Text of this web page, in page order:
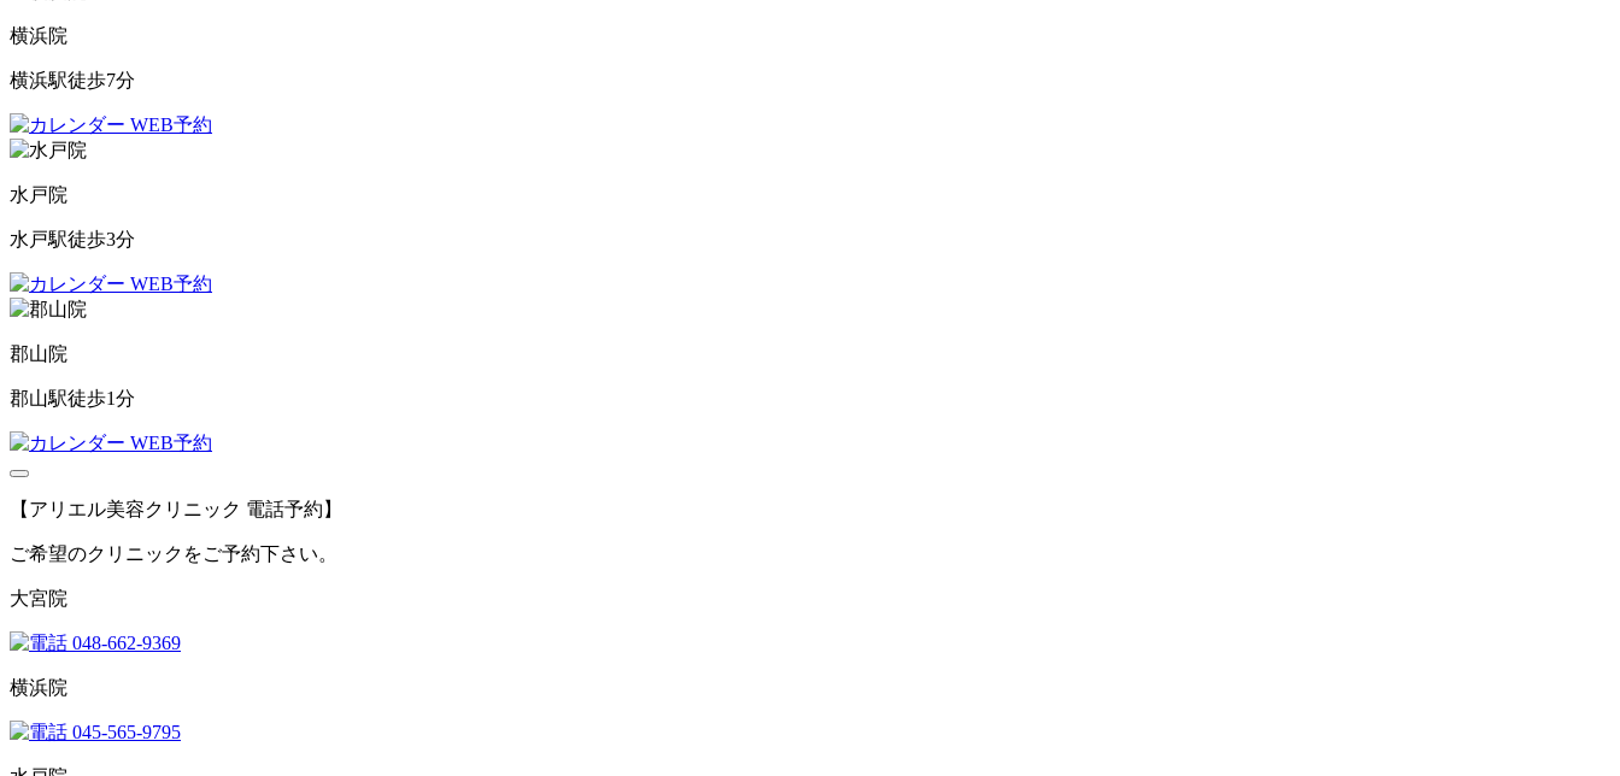
横浜院
横浜駅徒歩7分
WEB予約
水戸院
水戸駅徒歩3分
WEB予約
郡山院
郡山駅徒歩1分
WEB予約
【アリエル美容クリニック 電話予約】
ご希望のクリニックをご予約下さい。
大宮院
048-662-9369
横浜院
045-565-9795